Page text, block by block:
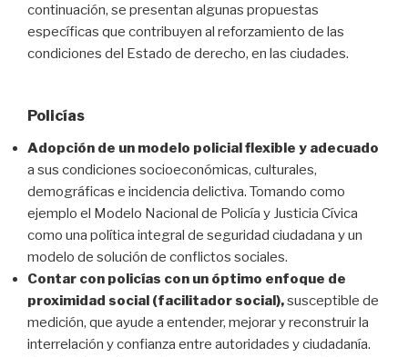
continuación, se presentan algunas propuestas
específicas que contribuyen al reforzamiento de las
condiciones del Estado de derecho, en las ciudades.
Policías
Adopción de un modelo policialflexible y adecuado
a sus condiciones socioeconómicas, culturales,
demográficas e incidencia delictiva. Tomando como
ejemplo el Modelo Nacional de Policía y Justicia Cívica
como una política integral de seguridad ciudadana y un
modelo de solución de conflictos sociales.
Contar con policías con un óptimo enfoque de
proximidad social (facilitador social),susceptible de
medición, que ayude a entender, mejorar y reconstruir la
interrelación y confianza entre autoridades y ciudadanía.